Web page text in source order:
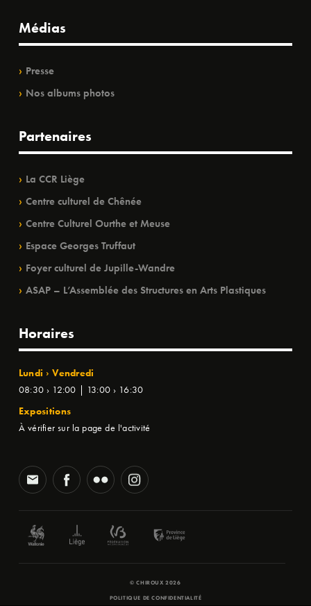
Médias
Presse
Nos albums photos
Partenaires
La CCR Liège
Centre culturel de Chênée
Centre Culturel Ourthe et Meuse
Espace Georges Truffaut
Foyer culturel de Jupille-Wandre
ASAP – L’Assemblée des Structures en Arts Plastiques
Horaires
Lundi › Vendredi
08:30 › 12:00 | 13:00 › 16:30
Expositions
À vérifier sur la page de l'activité
© CHIROUX 2026
POLITIQUE DE CONFIDENTIALITÉ